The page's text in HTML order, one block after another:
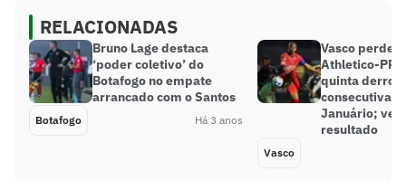
RELACIONADAS
Bruno Lage destaca
‘poder coletivo’ do
Botafogo no empate
arrancado com o Santos
Botafogo Há 3 anos
Vasco perde
Athletico-PR
quinta derrota
consecutiva
Januário;
resultado
Vasco